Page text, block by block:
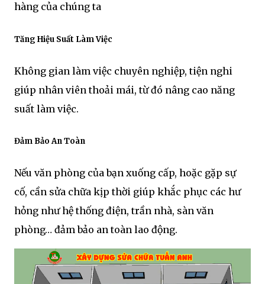
hàng của chúng ta
Tăng Hiệu Suất Làm Việc
Không gian làm việc chuyên nghiệp, tiện nghi
giúp nhân viên thoải mái, từ đó nâng cao năng
suất làm việc.
Đảm Bảo An Toàn
Nếu văn phòng của bạn xuống cấp, hoặc gặp sự
cố, cần sửa chữa kịp thời giúp khắc phục các hư
hỏng như hệ thống điện, trần nhà, sàn văn
phòng… đảm bảo an toàn lao động.